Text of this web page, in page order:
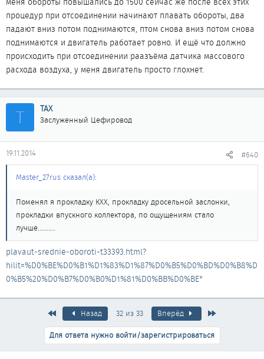
процедур при отсоединении начинают плавать обороты, два
падают вниз потом поднимаются, птом снова вниз потом снова
поднимаются и двигатель работает ровно. И ещё что должно
происходить при отсоединении раазъёма датчика массового
расхода воздуха, у меня двигатель просто глохнет.
Т ТАХ
Заслуженный Цефировод
19.11.2014 #640
Master_27rus сказал(а):
Поменял я прокладку КХХ, прокладку дросельной заслонки,
прокладки впускного коллектора, по ощущениям стало
лучше..........
plavaut-srednie-oboroti-t33393.html?
hilit=%D0%BE%D0%B1%D1%83%D1%87%D0%B5%D0%BD%D0%B8%D
0%B5%20%D0%B7%D0%B0%D1%81%D0%BB%D0%BE*
ПервыйНазад 32 из 33 Вперёд
Для ответа нужно войти/зарегистрироваться